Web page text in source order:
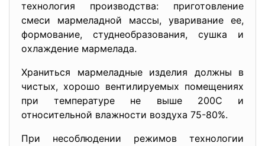
технология производства: приготовление
смеси мармеладной массы, уваривание ее,
формование, студнеобразования, сушка и
охлаждение мармелада.
Храниться мармеладные изделия должны в
чистых, хорошо вентилируемых помещениях
при температуре не выше 200С и
относительной влажности воздуха 75-80%.
При несоблюдении режимов технологии